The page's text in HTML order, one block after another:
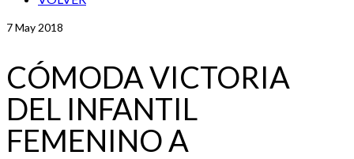
7May 2018
CÓMODA VICTORIA
DEL INFANTIL
FEMENINO A